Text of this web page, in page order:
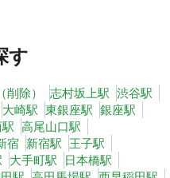
す
除） 志村坂上駅 渋谷駅
大崎駅 東銀座駅 銀座駅
高尾山口駅
宿 新宿駅 王子駅
大手町駅 日本橋駅